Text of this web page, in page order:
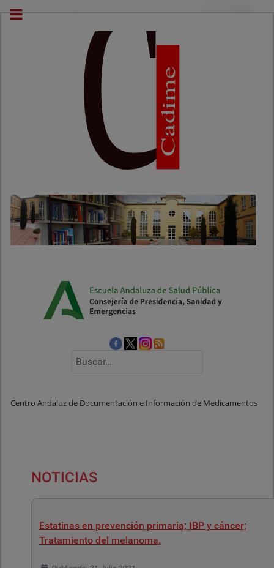
Centro Andaluz de Documentación e Información de Medicamentos
NOTICIAS
Estatinas en prevención primaria; IBP y cáncer;
Tratamiento del melanoma.